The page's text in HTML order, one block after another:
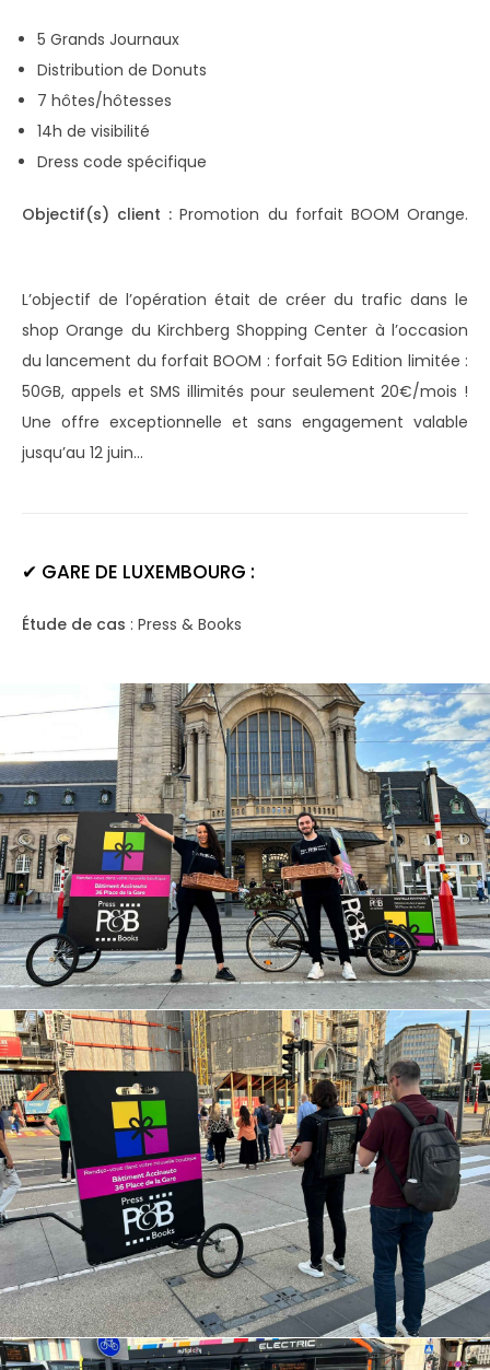
5 Grands Journaux
Distribution de Donuts
7 hôtes/hôtesses
14h de visibilité
Dress code spécifique
Objectif(s) client : Promotion du forfait BOOM Orange.
L’objectif de l’opération était de créer du trafic dans le
shop Orange du Kirchberg Shopping Center à l’occasion
du lancement du forfait BOOM : forfait 5G Edition limitée :
50GB, appels et SMS illimités pour seulement 20€/mois !
Une offre exceptionnelle et sans engagement valable
jusqu’au 12 juin…
✔ GARE DE LUXEMBOURG :
Étude de cas : Press & Books